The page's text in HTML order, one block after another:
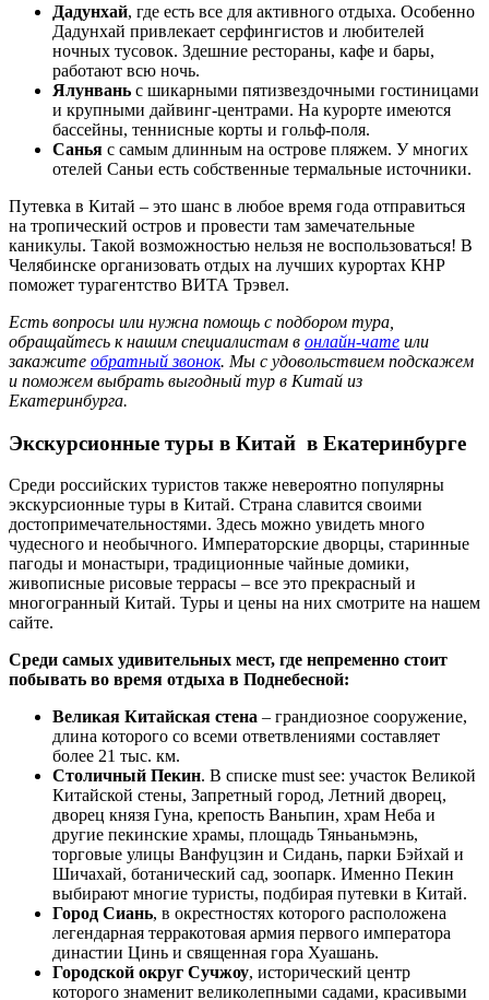
Дадунхай, где есть все для активного отдыха. Особенно
Дадунхай привлекает серфингистов и любителей
ночных тусовок. Здешние рестораны, кафе и бары,
работают всю ночь.
Ялунвань с шикарными пятизвездочными гостиницами
и крупными дайвинг-центрами. На курорте имеются
бассейны, теннисные корты и гольф-поля.
Санья с самым длинным на острове пляжем. У многих
отелей Саньи есть собственные термальные источники.
Путевка в Китай – это шанс в любое время года отправиться
на тропический остров и провести там замечательные
каникулы. Такой возможностью нельзя не воспользоваться! В
Челябинске организовать отдых на лучших курортах КНР
поможет турагентство ВИТА Трэвел.
Есть вопросы или нужна помощь с подбором тура,
обращайтесь к нашим специалистам в онлайн-чате или
закажите обратный звонок. Мы с удовольствием подскажем
и поможем выбрать выгодный тур в Китай из
Екатеринбурга.
Экскурсионные туры в Китай в Екатеринбурге
Среди российских туристов также невероятно популярны
экскурсионные туры в Китай. Страна славится своими
достопримечательностями. Здесь можно увидеть много
чудесного и необычного. Императорские дворцы, старинные
пагоды и монастыри, традиционные чайные домики,
живописные рисовые террасы – все это прекрасный и
многогранный Китай. Туры и цены на них смотрите на нашем
сайте.
Среди самых удивительных мест, где непременно стоит
побывать во время отдыха в Поднебесной:
Великая Китайская стена – грандиозное сооружение,
длина которого со всеми ответвлениями составляет
более 21 тыс. км.
Столичный Пекин. В списке must see: участок Великой
Китайской стены, Запретный город, Летний дворец,
дворец князя Гуна, крепость Ваньпин, храм Неба и
другие пекинские храмы, площадь Тяньаньмэнь,
торговые улицы Ванфуцзин и Сидань, парки Бэйхай и
Шичахай, ботанический сад, зоопарк. Именно Пекин
выбирают многие туристы, подбирая путевки в Китай.
Город Сиань, в окрестностях которого расположена
легендарная терракотовая армия первого императора
династии Цинь и священная гора Хуашань.
Городской округ Сучжоу, исторический центр
которого знаменит великолепными садами, красивыми